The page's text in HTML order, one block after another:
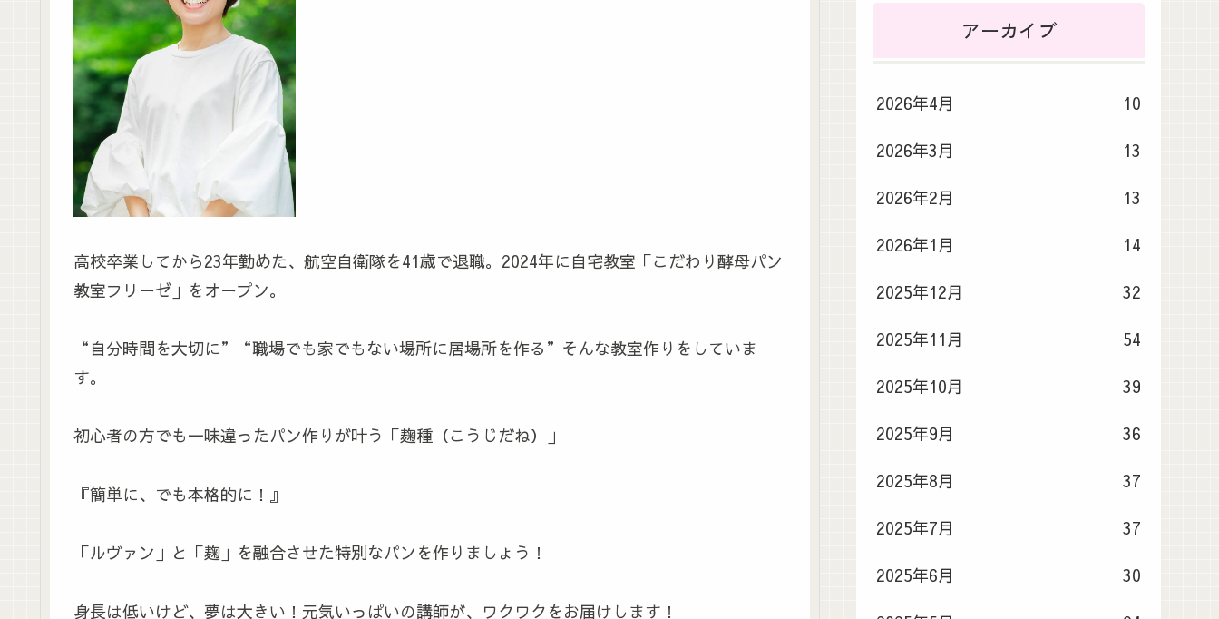
高校卒業してから23年勤めた、航空自衛隊を41歳で退職。2024年に自宅教室「こだわり酵母パン
教室フリーゼ」をオープン。
“自分時間を大切に”“職場でも家でもない場所に居場所を作る”そんな教室作りをしていま
す。
初心者の方でも一味違ったパン作りが叶う「麹種（こうじだね）」
『簡単に、でも本格的に！』
「ルヴァン」と「麹」を融合させた特別なパンを作りましょう！
身長は低いけど、夢は大きい！元気いっぱいの講師が、ワクワクをお届けします！
アーカイブ
2026年4月 10
2026年3月 13
2026年2月 13
2026年1月 14
2025年12月 32
2025年11月 54
2025年10月 39
2025年9月 36
2025年8月 37
2025年7月 37
2025年6月 30